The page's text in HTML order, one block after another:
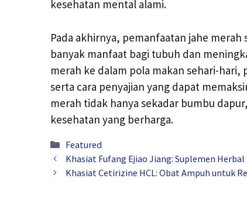
kesehatan mental alami.
Pada akhirnya, pemanfaatan jahe
banyak manfaat bagi tubuh dan
merah ke dalam pola makan sehari-
serta cara penyajian yang dapat
merah tidak hanya sekadar bumbu
kesehatan yang berharga.
Kategori
Featured
Khasiat Fufang Ejiao Jiang: Suplemen
Khasiat Cetirizine HCL: Obat Ampuh untuk